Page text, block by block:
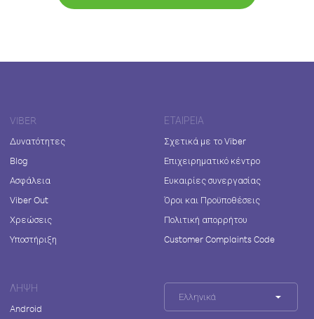
VIBER
Δυνατότητες
Blog
Ασφάλεια
Viber Out
Χρεώσεις
Υποστήριξη
ΕΤΑΙΡΕΊΑ
Σχετικά με το Viber
Επιχειρηματικό κέντρο
Ευκαιρίες συνεργασίας
Όροι και Προϋποθέσεις
Πολιτική απορρήτου
Customer Complaints Code
ΛΉΨΗ
Android
Ελληνικά